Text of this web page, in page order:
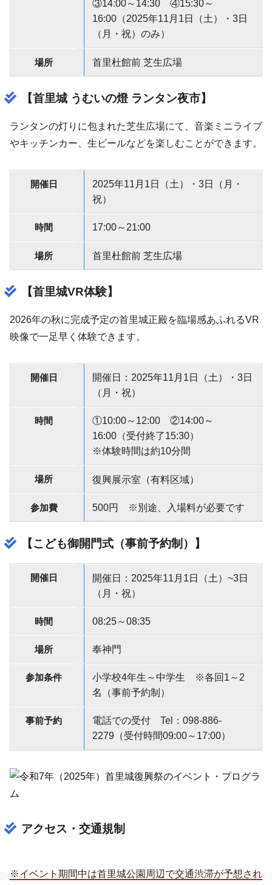
③14:00～14:30 ④15:30～
16:00（2025年11月1日（土）・3日
（月・祝）のみ）
場所 首里杜館前 芝生広場
【首里城 うむいの燈 ランタン夜市】
ランタンの灯りに包まれた芝生広場にて、音楽ミニライブ
やキッチンカー、生ビールなどを楽しむことができます。
開催日
2025年11月1日（土）・3日（月・
祝）
時間 17:00～21:00
場所 首里杜館前 芝生広場
【首里城VR体験】
2026年の秋に完成予定の首里城正殿を臨場感あふれるVR
映像で一足早く体験できます。
開催日
開催日：2025年11月1日（土）・3日
（月・祝）
時間
①10:00～12:00 ②14:00～
16:00（受付終了15:30）
※体験時間は約10分間
場所 復興展示室（有料区域）
参加費 500円 ※別途、入場料が必要です
【こども御開門式（事前予約制）】
開催日
開催日：2025年11月1日（土）~3日
（月・祝）
時間 08:25～08:35
場所 奉神門
参加条件
小学校4年生～中学生 ※各回1～2
名（事前予約制）
事前予約
電話での受付 Tel：098-886-
2279（受付時間09:00～17:00）
アクセス・交通規制
※イベント期間中は首里城公園周辺で交通渋滞が予想され